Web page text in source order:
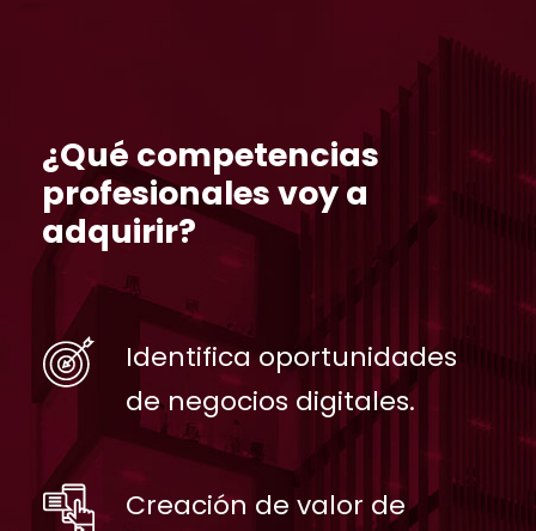
¿Qué competencias
profesionales voy a
adquirir?
Identifica oportunidades
de negocios digitales.
Creación de valor de